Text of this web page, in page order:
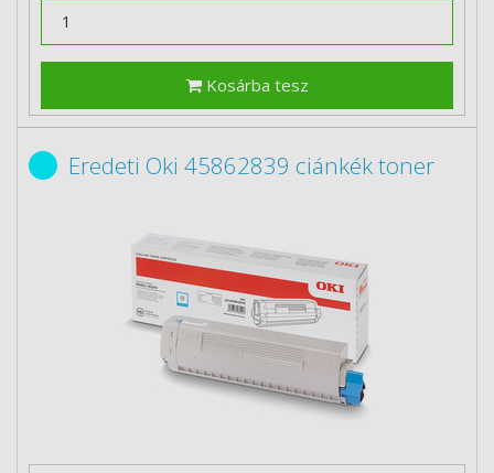
Kosárba tesz
Eredeti Oki 45862839 ciánkék toner